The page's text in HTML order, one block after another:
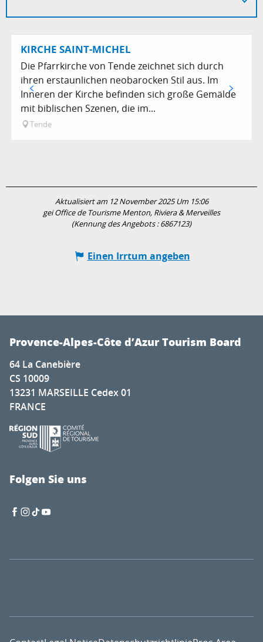
KIRCHE SAINT-MICHEL
Die Pfarrkirche von Tende zeichnet sich durch
ihren erstaunlichen neobarocken Stil aus. Im
Inneren der Kirche befinden sich große Gemälde
mit biblischen Szenen, die im...
Tende
Aktualisiert am 12 November 2025 Um 15:06
gei Office de Tourisme Menton, Riviera & Merveilles
(Kennung des Angebots :6867123)
Einen Irrtum angeben
Provence-Alpes-Côte d’Azur Tourism Board
64 La Canebière
CS 10009
13231 MARSEILLE Cedex 01
FRANCE
Folgen Sie uns